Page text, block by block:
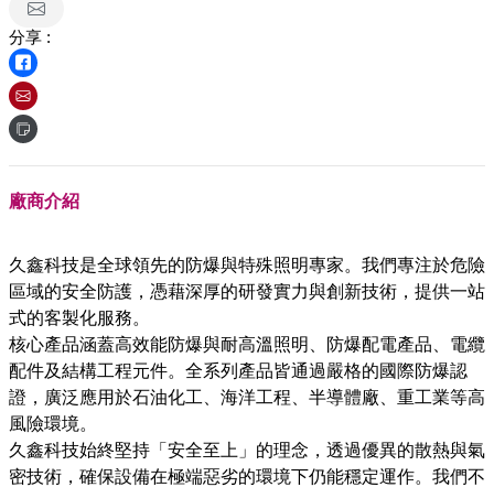
分享 :
廠商介紹
久鑫科技是全球領先的防爆與特殊照明專家。我們專注於危險
區域的安全防護，憑藉深厚的研發實力與創新技術，提供一站
式的客製化服務。
核心產品涵蓋高效能防爆與耐高溫照明、防爆配電產品、電纜
配件及結構工程元件。全系列產品皆通過嚴格的國際防爆認
證，廣泛應用於石油化工、海洋工程、半導體廠、重工業等高
風險環境。
久鑫科技始終堅持「安全至上」的理念，透過優異的散熱與氣
密技術，確保設備在極端惡劣的環境下仍能穩定運作。我們不